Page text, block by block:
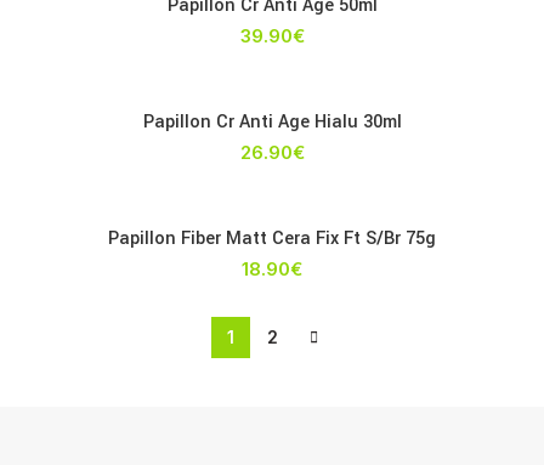
Papillon Cr Anti Age 50ml
39.90€
Papillon Cr Anti Age Hialu 30ml
26.90€
Papillon Fiber Matt Cera Fix Ft S/Br 75g
18.90€
1 2